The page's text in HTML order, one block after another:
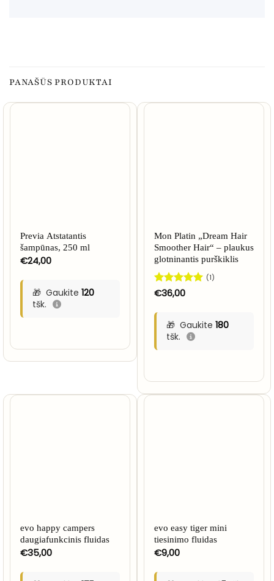
PANAŠŪS PRODUKTAI
Previa Atstatantis
šampūnas, 250 ml
€24,00
Gaukite 120
tšk.
Mon Platin „Dream Hair
Smoother Hair“ – plaukus
glotninantis purškiklis
Įvertinimas:
(1)
€36,00
Gaukite 180
tšk.
evo happy campers
daugiafunkcinis fluidas
€35,00
evo easy tiger mini
tiesinimo fluidas
€9,00